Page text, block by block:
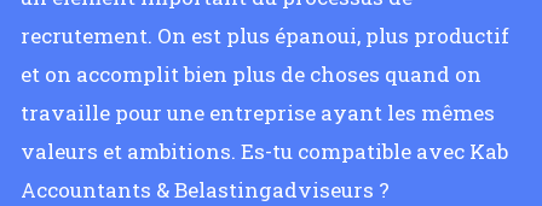
recrutement. On est plus épanoui, plus productif
et on accomplit bien plus de choses quand on
travaille pour une entreprise ayant les mêmes
valeurs et ambitions. Es-tu compatible avec Kab
Accountants & Belastingadviseurs ?